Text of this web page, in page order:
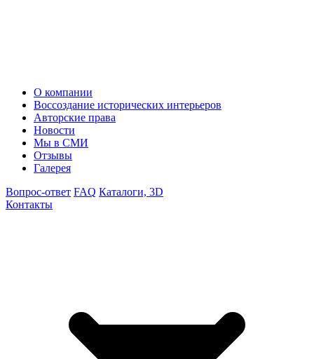
О компании
Воссоздание исторических интерьеров
Авторские права
Новости
Мы в СМИ
Отзывы
Галерея
Вопрос-ответ FAQ Каталоги, 3D
Контакты